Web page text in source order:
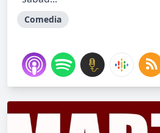
Comedia